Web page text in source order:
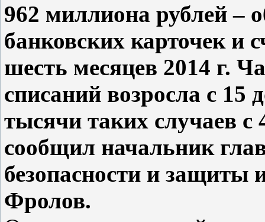
962 миллиона рублей –
банковских карточек и
шесть месяцев 2014 г.
списаний возросла с 15
тысячи таких случаев
сообщил начальник
безопасности и
Фролов.